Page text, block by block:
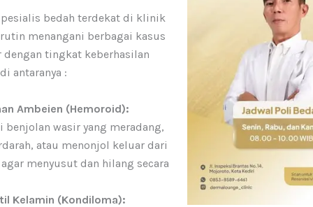
bedah terdekat di klinik
menangani berbagai kasus
dengan tingkat keberhasilan
antaranya :
Ambeien (Hemoroid):
benjolan wasir yang meradang,
atau menonjol keluar dari
menyusut dan hilang secara
Kelamin (Kondiloma):